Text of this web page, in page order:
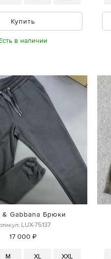
Купить
в наличии
& Gabbana Брюки
LUX-75137
17 000 ₽
M XL XXL